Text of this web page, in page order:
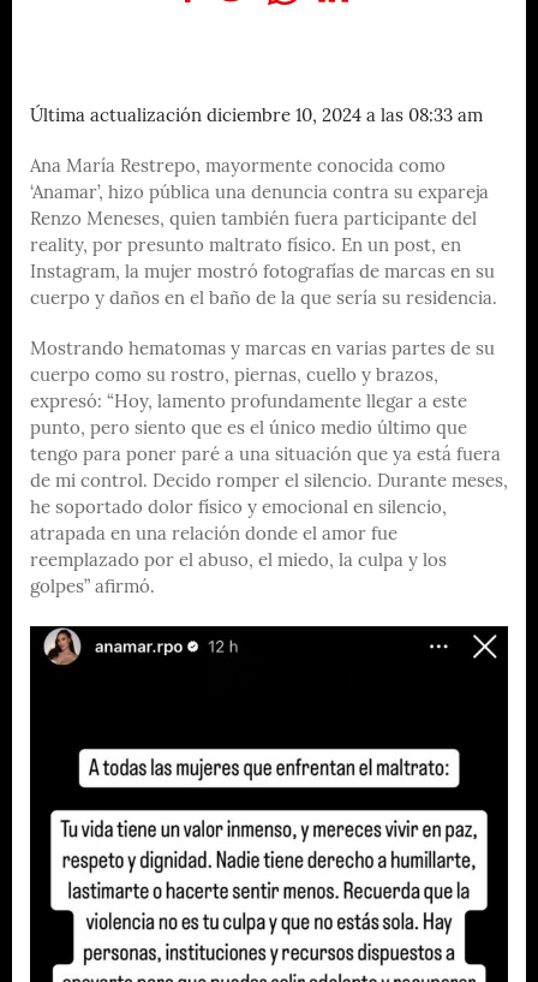
Última actualización diciembre 10, 2024 a las 08:33 am
Ana María Restrepo, mayormente conocida como
‘Anamar’, hizo pública una denuncia contra su expareja
Renzo Meneses, quien también fuera participante del
reality, por presunto maltrato físico. En un post, en
Instagram, la mujer mostró fotografías de marcas en su
cuerpo y daños en el baño de la que sería su residencia.
Mostrando hematomas y marcas en varias partes de su
cuerpo como su rostro, piernas, cuello y brazos,
expresó: “Hoy, lamento profundamente llegar a este
punto, pero siento que es el único medio último que
tengo para poner paré a una situación que ya está fuera
de mi control. Decido romper el silencio. Durante meses,
he soportado dolor físico y emocional en silencio,
atrapada en una relación donde el amor fue
reemplazado por el abuso, el miedo, la culpa y los
golpes” afirmó.